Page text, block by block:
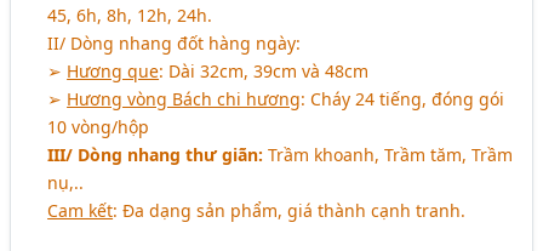
45, 6h, 8h, 12h, 24h.
II/ Dòng nhang đốt hàng ngày:
➢ Hương que: Dài 32cm, 39cm và 48cm
➢ Hương vòng Bách chi hương: Cháy 24 tiếng, đóng gói
10 vòng/hộp
III/ Dòng nhang thư giãn: Trầm khoanh, Trầm tăm, Trầm
nụ,..
Cam kết: Đa dạng sản phẩm, giá thành cạnh tranh.